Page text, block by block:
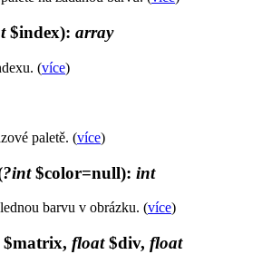
$index): array
(více)
paletě. (více)
?int$color=null): int
barvu v obrázku. (více)
$matrix, float$div, float